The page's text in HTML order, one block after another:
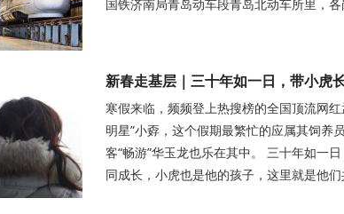
国铁济南局青岛动车段青岛北动车所里，
新春走基层｜三十年如一日，带小虎
寒假来临，频频登上热搜榜的全国顶流网
明星”小孬，这个假期最繁忙的应属其饲养
客“畅游”华玉龙也乐在其中。 三十年如一
同成长，小虎也是他的孩子，这里就是他们